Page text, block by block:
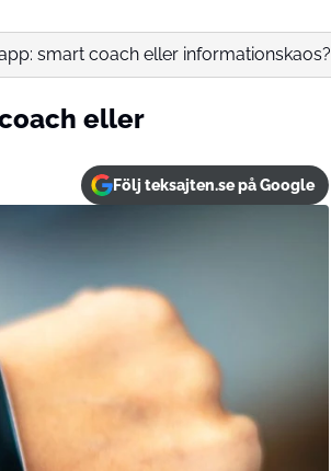
smart coach eller informationskaos?
eller
Följ teksajten.se på Google